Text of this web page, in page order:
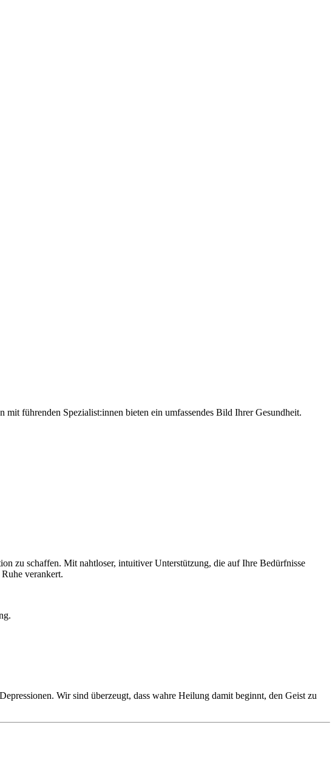
führenden Spezialist:innen bieten ein umfassendes Bild Ihrer Gesundheit.
zu schaffen. Mit nahtloser, intuitiver Unterstützung, die auf Ihre Bedürfnisse
verankert.
Wir sind überzeugt, dass wahre Heilung damit beginnt, den Geist zu